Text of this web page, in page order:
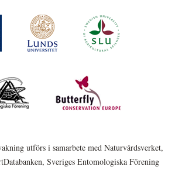
utförs i samarbete med Naturvårdsverket,
Sveriges Entomologiska Förening